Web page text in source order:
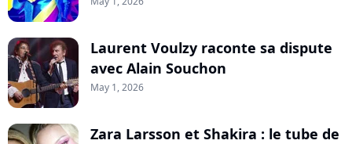
Laurent Voulzy raconte sa dispute
avec Alain Souchon
May 1, 2026
Zara Larsson et Shakira : le tube de